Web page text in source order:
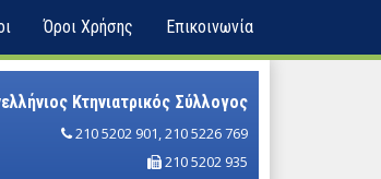
Όροι Χρήσης Επικοινωνία
Κτηνιατρικός Σύλλογος
210 5202 901,210 5226 769
210 5202 935